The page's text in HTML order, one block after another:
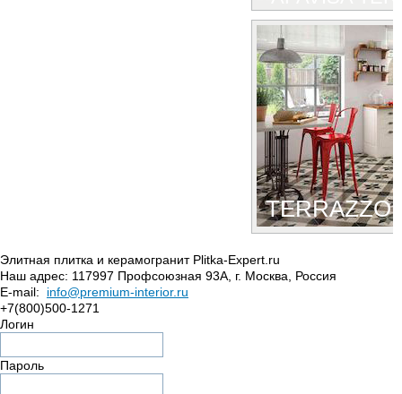
TERRAZZO
Элитная плитка и керамогранит Plitka-Expert.ru
Наш адрес: 117997 Профсоюзная 93А, г. Москва, Россия
E-mail:
info@premium-interior.ru
+7(800)500-1271
Логин
Пароль